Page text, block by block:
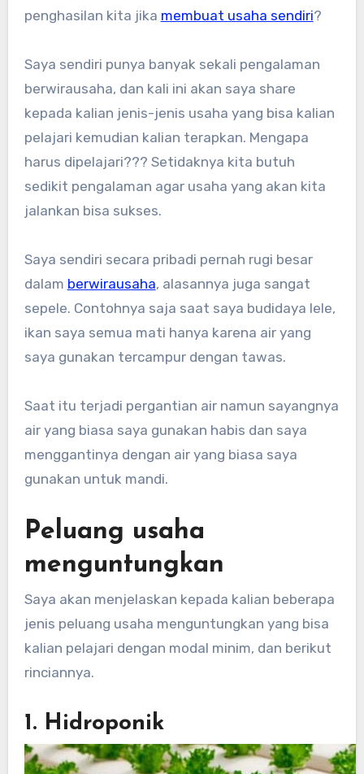
penghasilan kita jika membuat usaha sendiri?
Saya sendiri punya banyak sekali pengalaman
berwirausaha, dan kali ini akan saya share
kepada kalian jenis-jenis usaha yang bisa kalian
pelajari kemudian kalian terapkan. Mengapa
harus dipelajari??? Setidaknya kita butuh
sedikit pengalaman agar usaha yang akan kita
jalankan bisa sukses.
Saya sendiri secara pribadi pernah rugi besar
dalam berwirausaha, alasannya juga sangat
sepele. Contohnya saja saat saya budidaya lele,
ikan saya semua mati hanya karena air yang
saya gunakan tercampur dengan tawas.
Saat itu terjadi pergantian air namun sayangnya
air yang biasa saya gunakan habis dan saya
menggantinya dengan air yang biasa saya
gunakan untuk mandi.
Peluang usaha
menguntungkan
Saya akan menjelaskan kepada kalian beberapa
jenis peluang usaha menguntungkan yang bisa
kalian pelajari dengan modal minim, dan berikut
rinciannya.
1. Hidroponik